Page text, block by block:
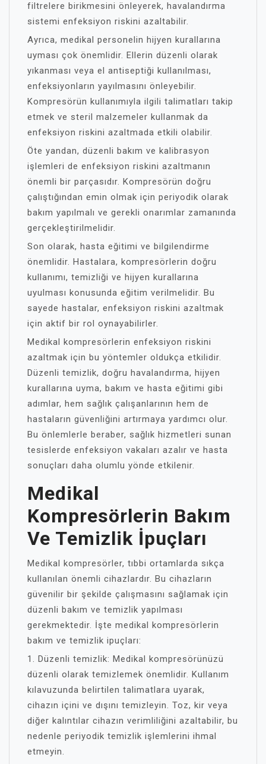
filtrelere birikmesini önleyerek, havalandırma
sistemi enfeksiyon riskini azaltabilir.
Ayrıca, medikal personelin hijyen kurallarına
uyması çok önemlidir. Ellerin düzenli olarak
yıkanması veya el antiseptiği kullanılması,
enfeksiyonların yayılmasını önleyebilir.
Kompresörün kullanımıyla ilgili talimatları takip
etmek ve steril malzemeler kullanmak da
enfeksiyon riskini azaltmada etkili olabilir.
Öte yandan, düzenli bakım ve kalibrasyon
işlemleri de enfeksiyon riskini azaltmanın
önemli bir parçasıdır. Kompresörün doğru
çalıştığından emin olmak için periyodik olarak
bakım yapılmalı ve gerekli onarımlar zamanında
gerçekleştirilmelidir.
Son olarak, hasta eğitimi ve bilgilendirme
önemlidir. Hastalara, kompresörlerin doğru
kullanımı, temizliği ve hijyen kurallarına
uyulması konusunda eğitim verilmelidir. Bu
sayede hastalar, enfeksiyon riskini azaltmak
için aktif bir rol oynayabilirler.
Medikal kompresörlerin enfeksiyon riskini
azaltmak için bu yöntemler oldukça etkilidir.
Düzenli temizlik, doğru havalandırma, hijyen
kurallarına uyma, bakım ve hasta eğitimi gibi
adımlar, hem sağlık çalışanlarının hem de
hastaların güvenliğini artırmaya yardımcı olur.
Bu önlemlerle beraber, sağlık hizmetleri sunan
tesislerde enfeksiyon vakaları azalır ve hasta
sonuçları daha olumlu yönde etkilenir.
Medikal
Kompresörlerin Bakım
Ve Temizlik İpuçları
Medikal kompresörler, tıbbi ortamlarda sıkça
kullanılan önemli cihazlardır. Bu cihazların
güvenilir bir şekilde çalışmasını sağlamak için
düzenli bakım ve temizlik yapılması
gerekmektedir. İşte medikal kompresörlerin
bakım ve temizlik ipuçları:
1. Düzenli temizlik: Medikal kompresörünüzü
düzenli olarak temizlemek önemlidir. Kullanım
kılavuzunda belirtilen talimatlara uyarak,
cihazın içini ve dışını temizleyin. Toz, kir veya
diğer kalıntılar cihazın verimliliğini azaltabilir, bu
nedenle periyodik temizlik işlemlerini ihmal
etmeyin.